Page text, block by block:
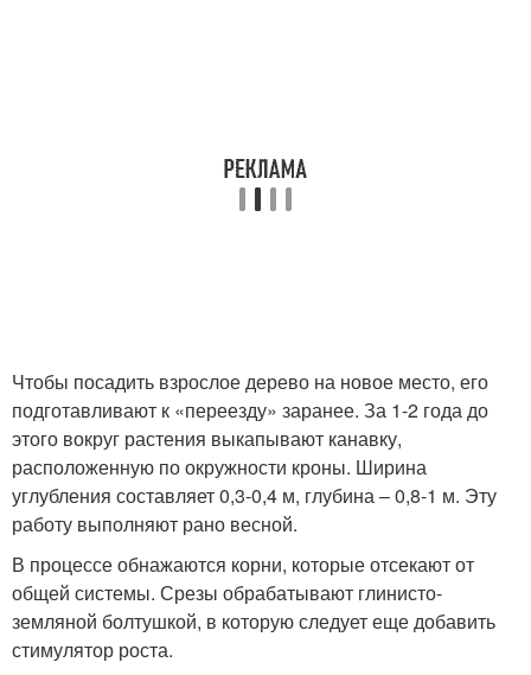
Чтобы посадить взрослое дерево на новое место, его
подготавливают к «переезду» заранее. За 1-2 года до
этого вокруг растения выкапывают канавку,
расположенную по окружности кроны. Ширина
углубления составляет 0,3-0,4 м, глубина – 0,8-1 м. Эту
работу выполняют рано весной.
В процессе обнажаются корни, которые отсекают от
общей системы. Срезы обрабатывают глинисто-
земляной болтушкой, в которую следует еще добавить
стимулятор роста.